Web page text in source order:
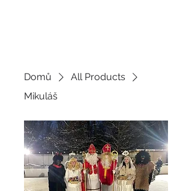
Domů
All Products
Mikuláš